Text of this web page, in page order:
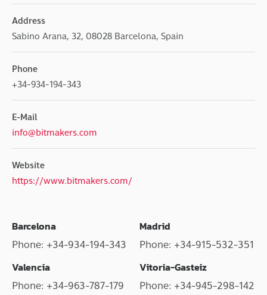
Address
Sabino Arana, 32, 08028 Barcelona, Spain
Phone
+34-934-194-343
E-Mail
info@bitmakers.com
Website
https://www.bitmakers.com/
Barcelona
Phone: +34-934-194-343
Madrid
Phone: +34-915-532-351
Valencia
Phone: +34-963-787-179
Vitoria-Gasteiz
Phone: +34-945-298-142